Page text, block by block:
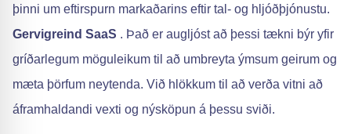
þinni um eftirspurn markaðarins eftir tal- og hljóðþjónustu.
Gervigreind SaaS . Það er augljóst að þessi tækni býr yfir
gríðarlegum möguleikum til að umbreyta ýmsum geirum og
mæta þörfum neytenda. Við hlökkum til að verða vitni að
áframhaldandi vexti og nýsköpun á þessu sviði.